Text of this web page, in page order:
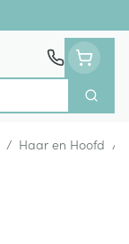
Zoek
/ Haar en Hoofd /